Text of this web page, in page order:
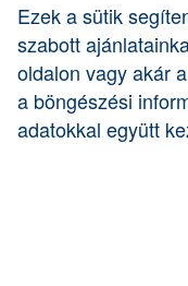
valamint szeretne
Kattintsatok a
bemutatkozását,
K&H innovációért
Ezek a sütik
szabott
oldalon vagy akár
a böngészési
adatokkal együtt